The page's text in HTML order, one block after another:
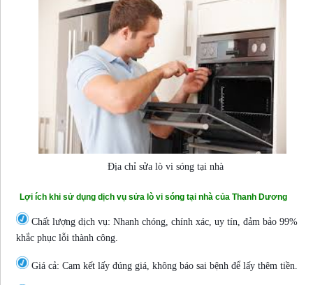
Địa chỉ sửa lò vi sóng tại nhà
Lợi ích khi sử dụng dịch vụ sửa lò vi sóng tại nhà của Thanh Dương
Chất lượng dịch vụ: Nhanh chóng, chính xác, uy tín, đảm bảo 99%
khắc phục lỗi thành công.
Giá cả: Cam kết lấy đúng giá, không báo sai bệnh để lấy thêm tiền.